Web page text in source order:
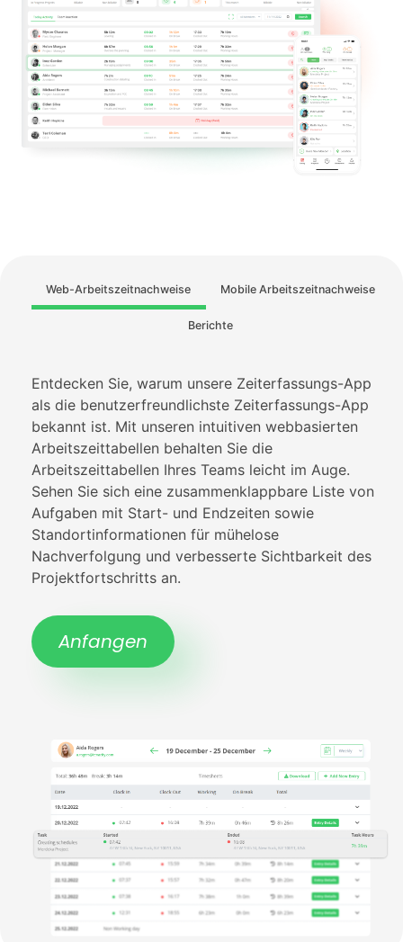
APPS
TIMEY-
Web-Arbeitszeitnachweise Mobile Arbeitszeitnachweise
Berichte
Entdecken Sie, warum unsere Zeiterfassungs-App
als die benutzerfreundlichste Zeiterfassungs-App
bekannt ist. Mit unseren intuitiven webbasierten
Arbeitszeittabellen behalten Sie die
Arbeitszeittabellen Ihres Teams leicht im Auge.
Sehen Sie sich eine zusammenklappbare Liste von
Aufgaben mit Start- und Endzeiten sowie
Standortinformationen für mühelose
Nachverfolgung und verbesserte Sichtbarkeit des
Projektfortschritts an.
Anfangen